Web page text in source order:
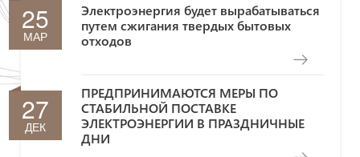
25
МАР
Электроэнергия будет вырабатываться
путем сжигания твердых бытовых
отходов
27
ДЕК
ПРЕДПРИНИМАЮТСЯ МЕРЫ ПО
СТАБИЛЬНОЙ ПОСТАВКЕ
ЭЛЕКТРОЭНЕРГИИ В ПРАЗДНИЧНЫЕ
ДНИ